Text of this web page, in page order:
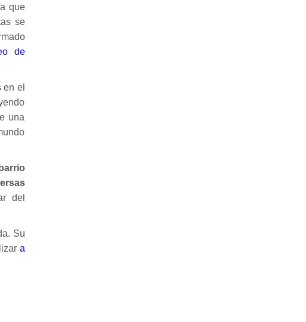
que
se
de
en el
una
del
Su
a